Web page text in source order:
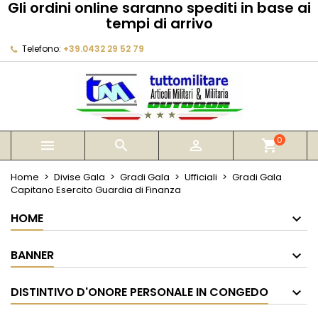
Gli ordini online saranno spediti in base ai
tempi di arrivo
Telefono: +39.0432 29 52 79
   shopping_cart0
Home Divise Gala Gradi Gala Ufficiali
Gradi Gala
Capitano Esercito Guardia di Finanza
HOME
BANNER
DISTINTIVO D'ONORE PERSONALE IN CONGEDO
My wishlists
add_circle_outline Create new list
Crea lista dei desideri
Annulla Crea lista dei desideri
Devi avere effettuato l'accesso per salvare dei
prodotti nella tua lista dei desideri.
Annulla